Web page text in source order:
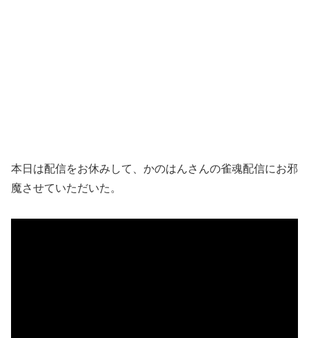
本日は配信をお休みして、かのはんさんの雀魂配信にお邪
魔させていただいた。